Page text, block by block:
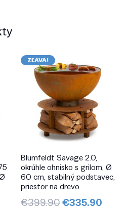
ZĽAVA!
Blumfeldt Savage 2.0,
okrúhle ohnisko s grilom, Ø
60 cm, stabilný podstavec,
priestor na drevo
€399.90Pôvodná
€335.90